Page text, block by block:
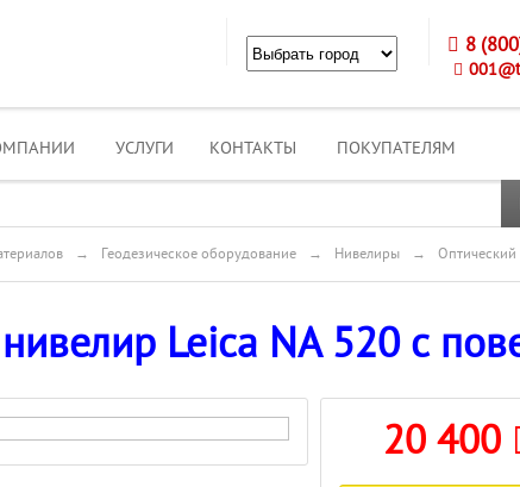
8
УСЛУГИ КОНТАКТЫ ПОКУПАТЕЛЯМ
→ Геодезическое оборудование → Нивелиры → Оптический
Leica NA 520 с
20 400